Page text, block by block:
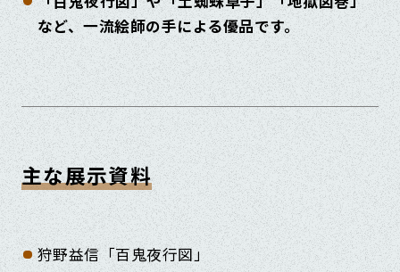
など、一流絵師の手による優品です。
主な展示資料
狩野益信「百鬼夜行図」